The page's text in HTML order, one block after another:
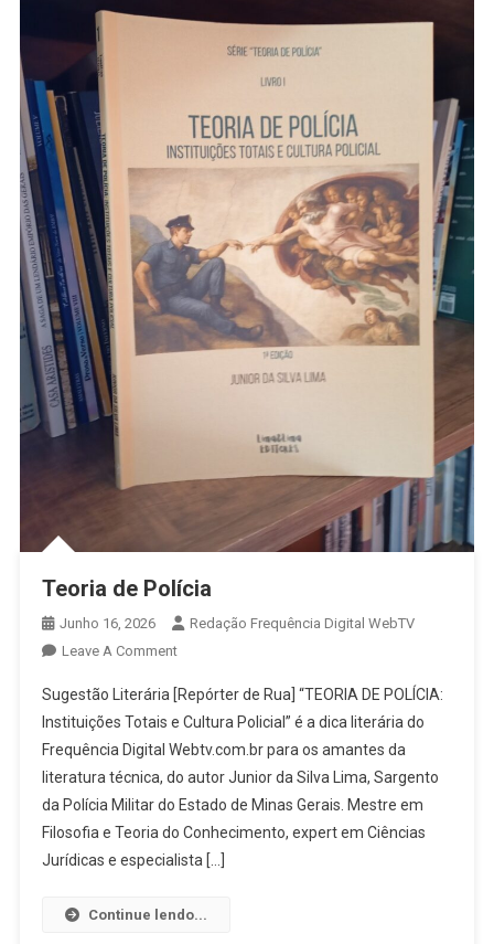
Teoria de Polícia
Junho 16, 2026
Redação Frequência Digital WebTV
Leave A CommentOn
De
Polícia
Sugestão Literária [Repórter de Rua] “TEORIA DE POLÍCIA:
Instituições Totais e Cultura Policial” é a dica literária do
Frequência Digital Webtv.com.br para os amantes da
literatura técnica, do autor Junior da Silva Lima, Sargento
da Polícia Militar do Estado de Minas Gerais. Mestre em
Filosofia e Teoria do Conhecimento, expert em Ciências
Jurídicas e especialista […]
Continue lendo...